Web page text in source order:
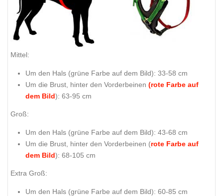
Mittel:
Um den Hals (grüne Farbe auf dem Bild): 33-58 cm
Um die Brust, hinter den Vorderbeinen (rote Farbe auf
dem Bild): 63-95 cm
Groß:
Um den Hals (grüne Farbe auf dem Bild): 43-68 cm
Um die Brust, hinter den Vorderbeinen (rote Farbe auf
dem Bild): 68-105 cm
Extra Groß:
Um den Hals (grüne Farbe auf dem Bild): 60-85 cm